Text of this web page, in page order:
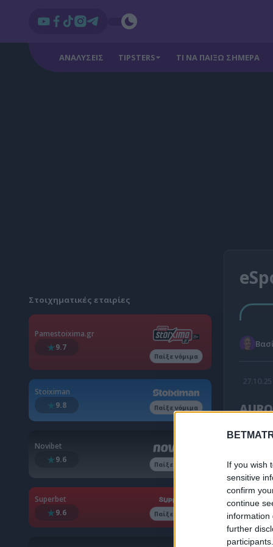
If you wish
sensitive
confirm
continue
information
further
ΑΝΑΛΥΣΕΙΣ TIPSTERS ΤΙ ΝΑ ΠΑΙΞΩ ΣΗΜΕΡΑ
Στοιχηματικές εταιρίες
Pamestoixima.gr
9.7
Παίξε νόμιμα
Stoiximan
9.8
Παίξε νόμιμα
Novibet
9.6
Παίξε νόμιμα
Superbet
9.6
Παίξε νόμιμα
27.10.25